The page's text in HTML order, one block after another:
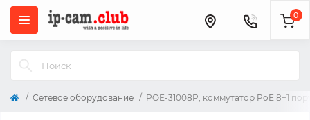
0
Сетевое оборудование POE-31008P, коммутатор PoE 8+1